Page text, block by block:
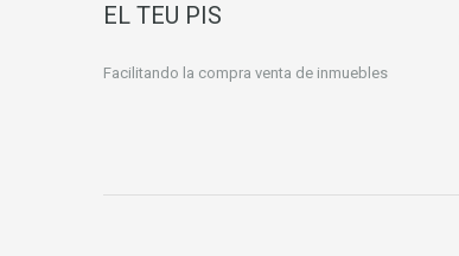
EL TEU PIS
Facilitando la compra venta de inmuebles